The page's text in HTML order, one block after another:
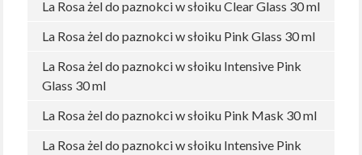
La Rosa żel do paznokci w słoiku Clear Glass 30 ml
La Rosa żel do paznokci w słoiku Pink Glass 30 ml
La Rosa żel do paznokci w słoiku Intensive Pink
Glass 30 ml
La Rosa żel do paznokci w słoiku Pink Mask 30 ml
La Rosa żel do paznokci w słoiku Intensive Pink